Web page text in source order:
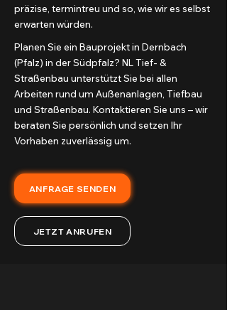
präzise, termintreu und so, wie wir es selbst
erwarten würden.
Planen Sie ein Bauprojekt in Dernbach
(Pfalz) in der Südpfalz? NL Tief- &
Straßenbau unterstützt Sie bei allen
Arbeiten rund um Außenanlagen, Tiefbau
und Straßenbau. Kontaktieren Sie uns – wir
beraten Sie persönlich und setzen Ihr
Vorhaben zuverlässig um.
ANFRAGE SENDEN
JETZT ANRUFEN